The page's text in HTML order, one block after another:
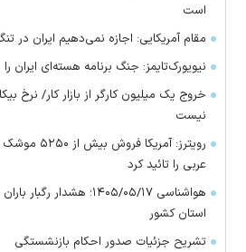
است
مقام آمریکایی: اجازه نمی‌دهیم ایران در
نیویورک‌تایمز: جنگ برنامه هسته‌ای ایران
نیست
رویترز:
عربی را تائید کرد
استان کشور
تشریح جزئیات صدور احکام بازنشستگی